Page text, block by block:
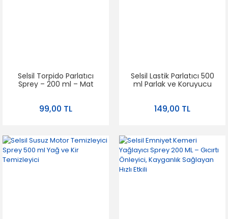
Selsil Torpido Parlatıcı
Sprey – 200 ml – Mat
99,00 TL
Selsil Lastik Parlatıcı 500
ml Parlak ve Koruyucu
149,00 TL